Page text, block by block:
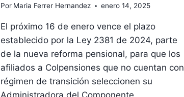
Por Maria Ferrer Hernandez enero 14, 2025
El próximo 16 de enero vence el plazo
establecido por la Ley 2381 de 2024, parte
de la nueva reforma pensional, para que los
afiliados a Colpensiones que no cuentan con
régimen de transición seleccionen su